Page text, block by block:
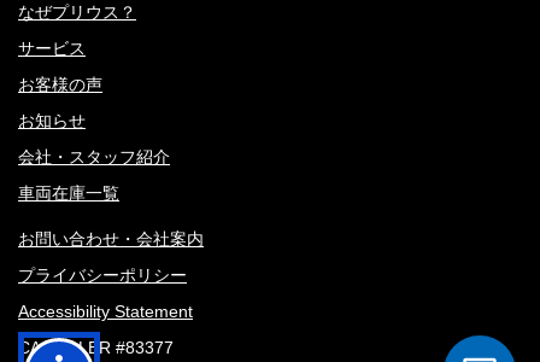
なぜプリウス？
サービス
お客様の声
お知らせ
会社・スタッフ紹介
車両在庫一覧
お問い合わせ・会社案内
プライバシーポリシー
Accessibility Statement
CA DEALER #83377